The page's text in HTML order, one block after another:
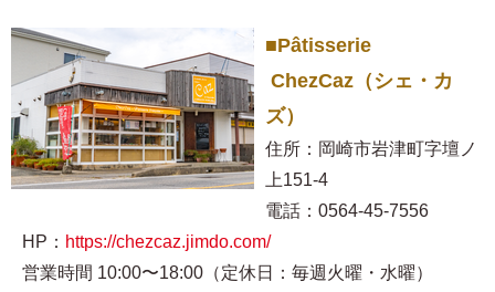
■Pâtisserie
ChezCaz（シェ・カ
ズ）
住所：岡崎市岩津町字壇ノ
上151-4
電話：0564-45-7556
HP： https://chezcaz.jimdo.com/
営業時間 10:00〜18:00（定休日：毎週火曜・水曜）